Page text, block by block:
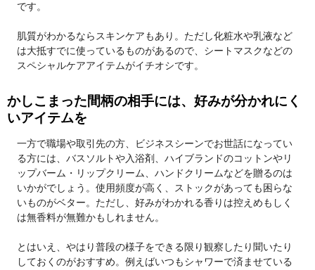
です。
肌質がわかるならスキンケアもあり。ただし化粧水や乳液など
は大抵すでに使っているものがあるので、シートマスクなどの
スペシャルケアアイテムがイチオシです。
かしこまった間柄の相手には、好みが分かれにく
いアイテムを
一方で職場や取引先の方、ビジネスシーンでお世話になってい
る方には、バスソルトや入浴剤、ハイブランドのコットンやリ
ップバーム・リップクリーム、ハンドクリームなどを贈るのは
いかがでしょう。使用頻度が高く、ストックがあっても困らな
いものがベター。ただし、好みがわかれる香りは控えめもしく
は無香料が無難かもしれません。
とはいえ、やはり普段の様子をできる限り観察したり聞いたり
しておくのがおすすめ。例えばいつもシャワーで済ませている